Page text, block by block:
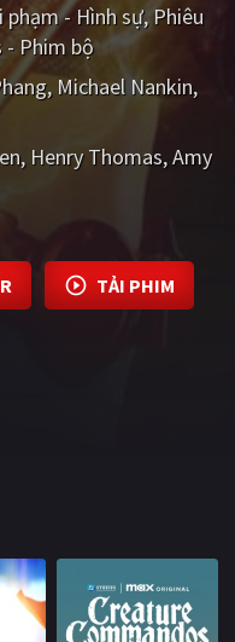
phạm - Hình sự Phiêu
- Phim bộ
Michael Nankin
Henry Thomas Amy
TẢI PHIM